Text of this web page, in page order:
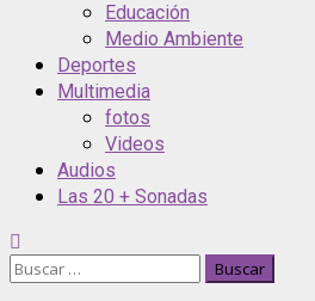
Educación
Medio Ambiente
Deportes
Multimedia
fotos
Videos
Audios
Las 20 + Sonadas
Buscar: